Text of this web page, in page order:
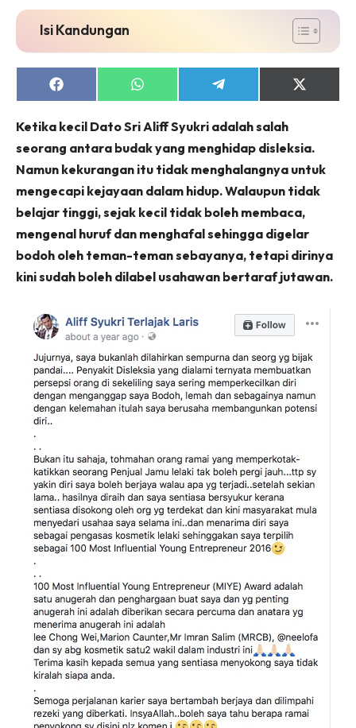
Isi Kandungan
Share
on
Share
on
Share
on
Share
on
Ketika kecil Dato Sri Aliff Syukri adalah salah
seorang antara budak yang menghidap disleksia.
Namun kekurangan itu tidak menghalangnya untuk
mengecapi kejayaan dalam hidup. Walaupun tidak
belajar tinggi, sejak kecil tidak boleh membaca,
mengenal huruf dan menghafal sehingga digelar
bodoh oleh teman-teman sebayanya, tetapi dirinya
kini sudah boleh dilabel usahawan bertaraf jutawan.